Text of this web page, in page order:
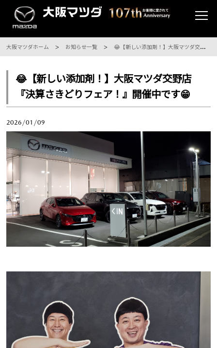
大阪マツダホーム お知らせ一覧 😂【新しい添加剤！】大阪マツダ交野店『決算さきどりフェア！』開催中です😁
😂【新しい添加剤！】大阪マツダ交野店
『決算さきどりフェア！』開催中です😁
2026/01/09